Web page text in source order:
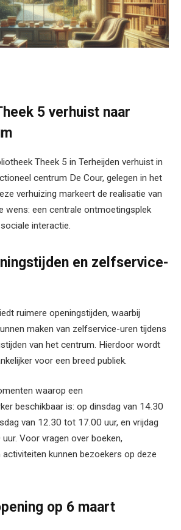
5 verhuist naar
Theek 5 in Terheijden verhuist in
centrum De Cour, gelegen in het
verhuizing markeert de realisatie van
wens: een centrale ontmoetingsplek
interactie.
en zelfservice-
ruimere openingstijden, waarbij
maken van zelfservice-uren tijdens
van het centrum. Hierdoor wordt
voor een breed publiek.
waarop een
beschikbaar is: op dinsdag van 14.30
van 12.30 tot 17.00 uur, en vrijdag
Voor vragen over boeken,
activiteiten kunnen bezoekers op deze
op 6 maart